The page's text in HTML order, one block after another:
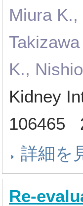
Miura
K.,
Kidney
106465
詳細を
Re-